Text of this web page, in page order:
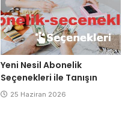
Yeni Nesil Abonelik
Seçenekleri ile Tanışın
25 Haziran 2026